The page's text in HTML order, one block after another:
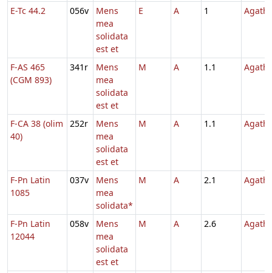
E-Tc 44.2 056v
Mens
mea
solidata
est et
E A 1
F-AS 465
(CGM 893)
341r
Mens
mea
solidata
est et
M A 1.1
F-CA 38 (olim
40)
252r
Mens
mea
solidata
est et
M A 1.1
F-Pn Latin
1085
037v
Mens
mea
solidata*
M A 2.1
F-Pn Latin
12044
058v
Mens
mea
solidata
est et
M A 2.6